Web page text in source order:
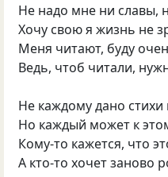
Не надо мне ни славы,
Хочу свою я жизнь не
Меня читают, буду
Ведь, чтоб читали,
Не каждому дано стихи
Но каждый может к
Кому-то кажется, что
А кто-то хочет заново